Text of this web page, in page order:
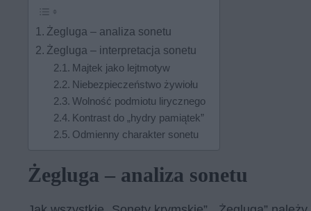
Żegluga – analiza sonetu
Żegluga – interpretacja sonetu
Majtek jako lejtmotyw
Niebezpieczeństwo żywiołu
Wolność podmiotu lirycznego
Kontrast do „hydry pamiątek”
Odmienny charakter sonetu
Żegluga – analiza sonetu